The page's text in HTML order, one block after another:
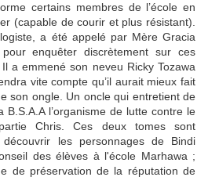
certains membres de l’école en
(capable de courir et plus résistant).
a été appelé par Mère Gracia
enquêter discrètement sur ces
a emmené son neveu Ricky Tozawa
vite compte qu’il aurait mieux fait
son ongle. Un oncle qui entretient de
l’organisme de lutte contre le
Chris. Ces deux tomes sont
découvrir les personnages de Bindi
des élèves à l'école Marhawa ;
de préservation de la réputation de